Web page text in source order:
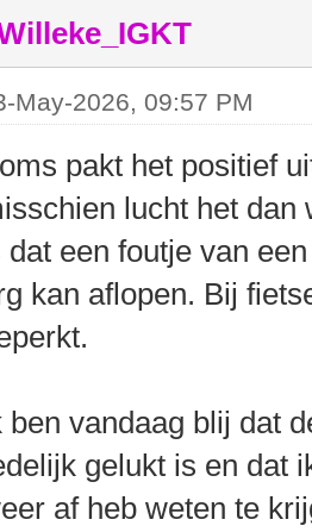
May-2026, 09:57 PM
pakt het positief
lucht het dan
dat een foutje van
kan aflopen. Bij
ben vandaag blij dat
gelukt is en dat
af heb weten te